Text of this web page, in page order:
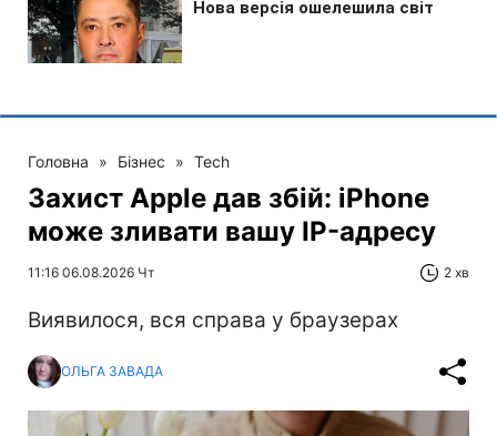
Головна » Бізнес » Tech
Захист Apple дав збій: iPhone
може зливати вашу IP-адресу
11:16 06.08.2026 Чт 2 хв
Виявилося, вся справа у браузерах
ОЛЬГА ЗАВАДА